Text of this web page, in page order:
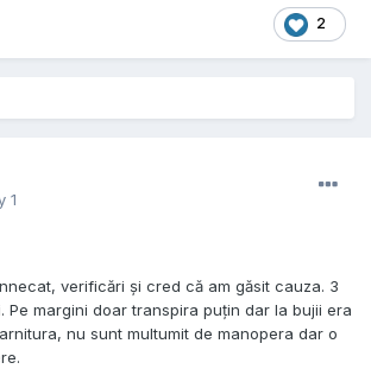
2
1
verificări și cred că am găsit cauza. 3
Pe margini doar transpira puțin dar la bujii era
nu sunt multumit de manopera dar o